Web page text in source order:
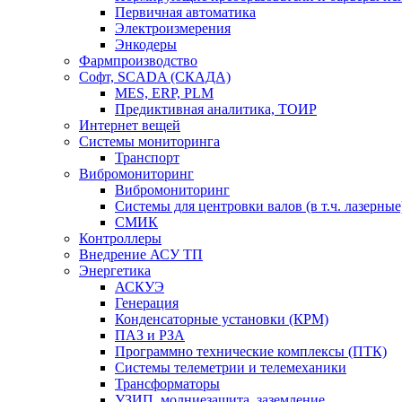
Первичная автоматика
Электроизмерения
Энкодеры
Фармпроизводство
Софт, SCADA (СКАДА)
MES, ERP, PLM
Предиктивная аналитика, ТОИР
Интернет вещей
Системы мониторинга
Транспорт
Вибромониторинг
Вибромониторинг
Системы для центровки валов (в т.ч.
СМИК
Контроллеры
Внедрение АСУ ТП
Энергетика
АСКУЭ
Генерация
Конденсаторные установки (КРМ)
ПАЗ и РЗА
Программно технические комплексы (ПТК)
Системы телеметрии и телемеханики
Трансформаторы